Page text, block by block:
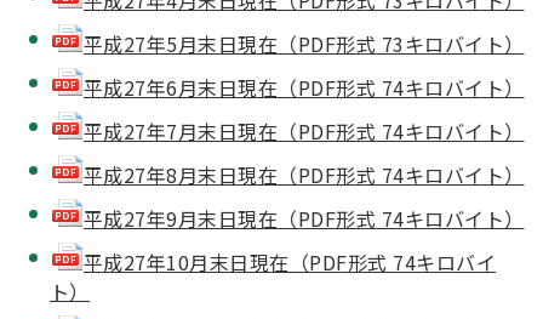
平成27年5月末日現在（PDF形式 73キロバイト）
平成27年6月末日現在（PDF形式 74キロバイト）
平成27年7月末日現在（PDF形式 74キロバイト）
平成27年8月末日現在（PDF形式 74キロバイト）
平成27年9月末日現在（PDF形式 74キロバイト）
平成27年10月末日現在（PDF形式 74キロバイ
ト）